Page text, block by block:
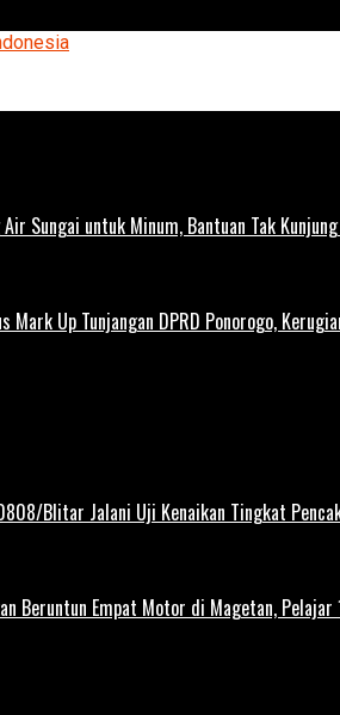
Sungai untuk Minum, Bantuan Tak
Mark Up Tunjangan DPRD Ponorogo,
Blitar Jalani Uji Kenaikan Tingkat
Beruntun Empat Motor di Magetan, Pelajar